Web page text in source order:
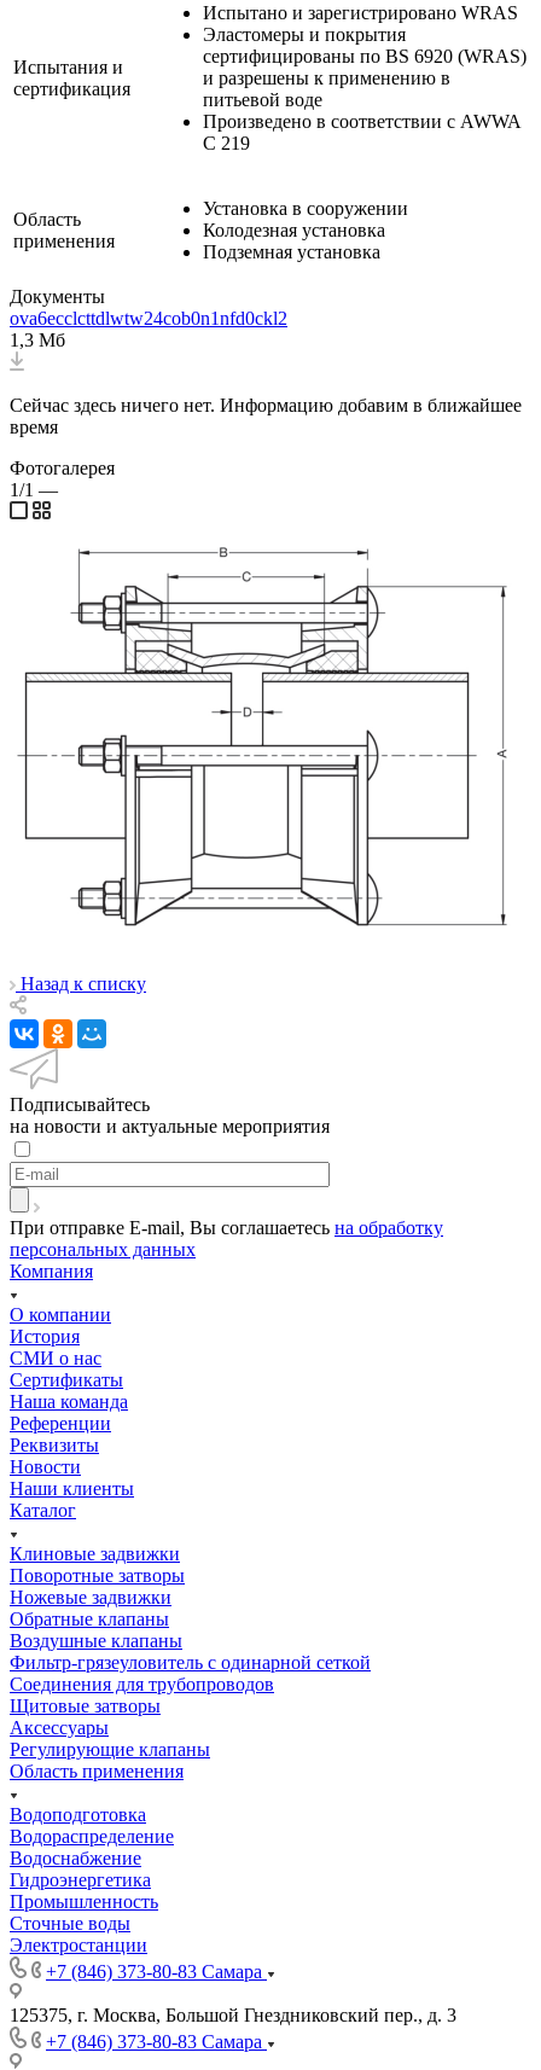
Испытания и
сертификация
Испытано и зарегистрировано WRAS
Эластомеры и покрытия
сертифицированы по BS 6920 (WRAS)
и разрешены к применению в
питьевой воде
Произведено в соответствии с AWWA
C 219
Область
применения
Установка в сооружении
Колодезная установка
Подземная установка
Документы
ova6ecclcttdlwtw24cob0n1nfd0ckl2
1,3 Мб
Сейчас здесь ничего нет. Информацию добавим в ближайшее
время
Фотогалерея
1/1 —
Назад к списку
Подписывайтесь
на новости и актуальные мероприятия
При отправке E-mail, Вы соглашаетесь на обработку
персональных данных
Компания
О компании
История
СМИ о нас
Cертификаты
Наша команда
Референции
Реквизиты
Новости
Наши клиенты
Каталог
Клиновые задвижки
Поворотные затворы
Ножевые задвижки
Обратные клапаны
Воздушные клапаны
Фильтр-грязеуловитель с одинарной сеткой
Соединения для трубопроводов
Щитовые затворы
Аксессуары
Регулирующие клапаны
Область применения
Водоподготовка
Водораспределение
Водоснабжение
Гидроэнергетика
Промышленность
Сточные воды
Электростанции
+7 (846) 373-80-83 Самара
125375, г. Москва, Большой Гнездниковский пер., д. 3
+7 (846) 373-80-83 Самара